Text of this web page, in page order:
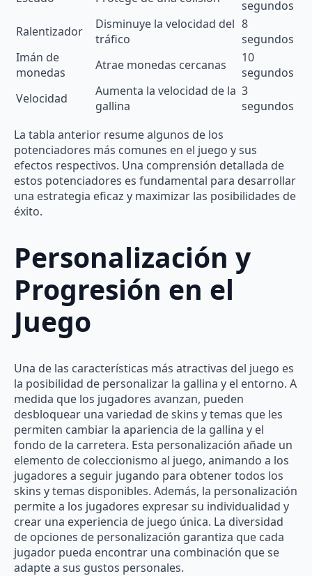
segundos
Ralentizador
Disminuye la velocidad del
tráfico
8
segundos
Imán de
monedas
Atrae monedas cercanas
10
segundos
Velocidad
Aumenta la velocidad de la
gallina
3
segundos
La tabla anterior resume algunos de los
potenciadores más comunes en el juego y sus
efectos respectivos. Una comprensión detallada de
estos potenciadores es fundamental para desarrollar
una estrategia eficaz y maximizar las posibilidades de
éxito.
Personalización y
Progresión en el
Juego
Una de las características más atractivas del juego es
la posibilidad de personalizar la gallina y el entorno. A
medida que los jugadores avanzan, pueden
desbloquear una variedad de skins y temas que les
permiten cambiar la apariencia de la gallina y el
fondo de la carretera. Esta personalización añade un
elemento de coleccionismo al juego, animando a los
jugadores a seguir jugando para obtener todos los
skins y temas disponibles. Además, la personalización
permite a los jugadores expresar su individualidad y
crear una experiencia de juego única. La diversidad
de opciones de personalización garantiza que cada
jugador pueda encontrar una combinación que se
adapte a sus gustos personales.